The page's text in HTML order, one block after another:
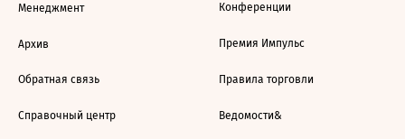
Менеджмент
Архив
Обратная связь
Справочный центр
Конференции
Премия Импульс
Правила торговли
Ведомости&